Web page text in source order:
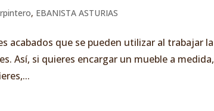
, EBANISTA ASTURIAS
acabados que se pueden utilizar al trabajar la
Así, si quieres encargar un mueble a medida,